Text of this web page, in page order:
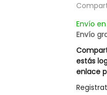
Envío
Envío
estás
enlace